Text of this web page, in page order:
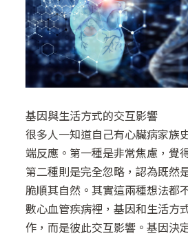
基因與生活方式的交互影響
很多人一知道自己有心臟病家族
端反應。第一種是非常焦慮，覺
第二種則是完全忽略，認為既然
脆順其自然。其實這兩種想法都
數心血管疾病裡，基因和生活方
作，而是彼此交互影響。基因決